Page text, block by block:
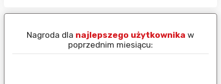
Nagroda dla najlepszego użytkownika w
poprzednim miesiącu: